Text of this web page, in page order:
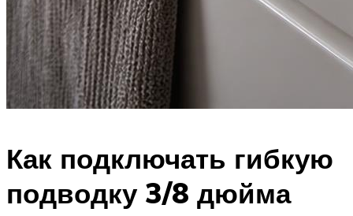
Как подключать гибкую
подводку 3/8 дюйма